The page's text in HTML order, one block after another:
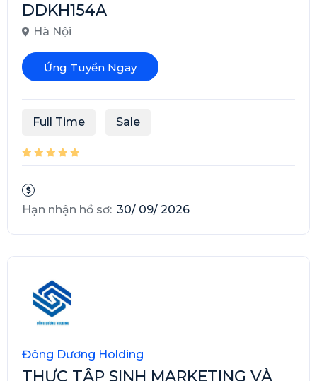
DDKH154A
Hà Nội
Ứng Tuyển Ngay
Full Time Sale
Hạn nhận hồ sơ: 30/ 09/ 2026
Đông Dương Holding
THỰC TẬP SINH MARKETING VÀ